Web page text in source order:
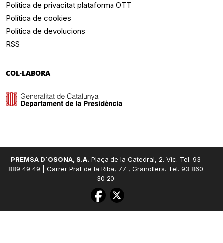
Política de privacitat plataforma OTT
Política de cookies
Política de devolucions
RSS
COL·LABORA
PREMSA D´OSONA, S.A. Plaça de la Catedral, 2. Vic. Tel. 93
889 49 49 | Carrer Prat de la Riba, 77 , Granollers. Tel. 93 860
30 20